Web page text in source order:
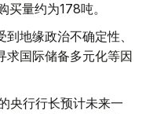
量约为178吨。
地缘政治不确定性、
求国际储备多元化等因
央行行长预计未来一